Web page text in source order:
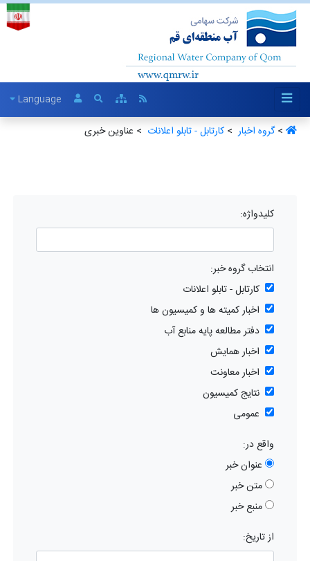
Language
>گروه اخبار ‏ >کارتابل - تابلو اعلانات ‏ > عناوین خبری
کلیدواژه:
انتخاب گروه خبر:
کارتابل - تابلو اعلانات
اخبار کمیته ها و کمیسیون ها
دفتر مطالعه پایه منابع آب
اخبار همایش
اخبار معاونت
نتایج کمیسیون
عمومی
واقع در:
عنوان خبر
متن خبر
منبع خبر
از تاریخ: